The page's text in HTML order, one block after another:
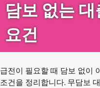
담보 없는
요건
급전이 필요할 때 담보 없이
조건을 정리합니다. 무담보